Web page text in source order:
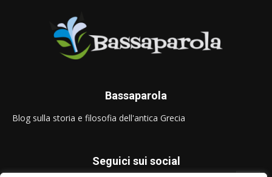
Bassaparola
Blog sulla storia e filosofia dell'antica Grecia
Seguici sui social